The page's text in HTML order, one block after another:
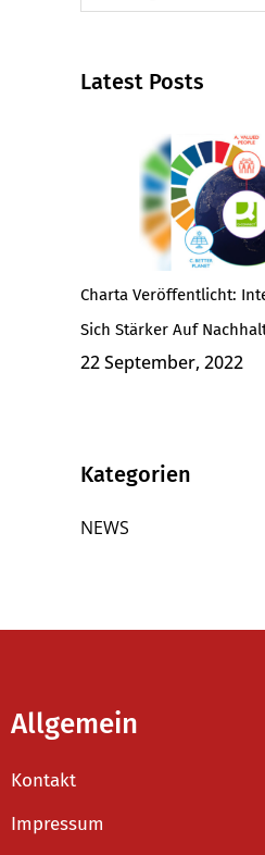
Latest Posts
Charta Veröffentlicht:
Sich Stärker Auf
22 September, 2022
Kategorien
NEWS
Allgemein
Kontakt
Impressum